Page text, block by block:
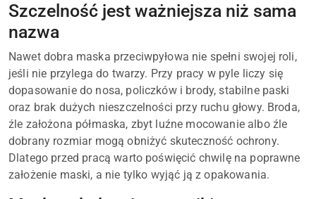
Szczelność jest ważniejsza niż sama
nazwa
Nawet dobra maska przeciwpyłowa nie spełni swojej roli,
jeśli nie przylega do twarzy. Przy pracy w pyle liczy się
dopasowanie do nosa, policzków i brody, stabilne paski
oraz brak dużych nieszczelności przy ruchu głowy. Broda,
źle założona półmaska, zbyt luźne mocowanie albo źle
dobrany rozmiar mogą obniżyć skuteczność ochrony.
Dlatego przed pracą warto poświęcić chwilę na poprawne
założenie maski, a nie tylko wyjąć ją z opakowania.